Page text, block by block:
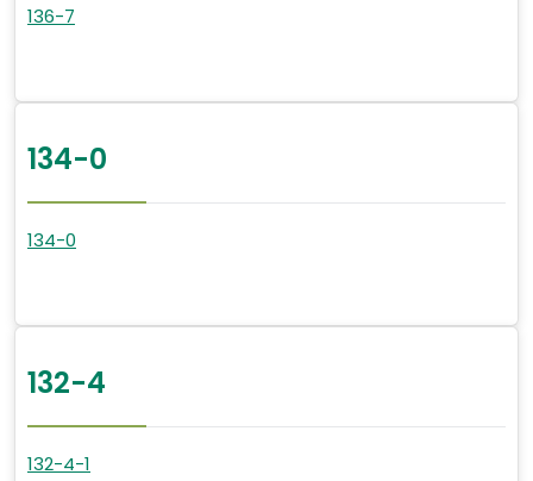
136-7
134-0
134-0
132-4
132-4-1